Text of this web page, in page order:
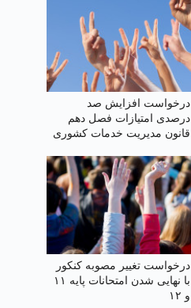
درخواست افزایش صد
درصدی امتیازات فصل دهم
قانون مدیریت خدمات کشوری
درخواست تغییر مصوبه کنکور
با نهایی شدن امتحانات پایه ۱۱
و ۱۲